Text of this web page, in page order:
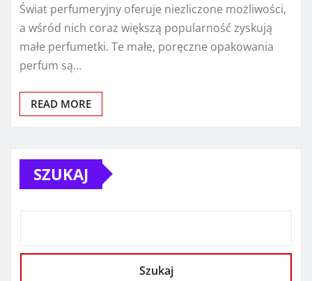
Świat perfumeryjny oferuje niezliczone możliwości,
a wśród nich coraz większą popularność zyskują
małe perfumetki. Te małe, poręczne opakowania
perfum są…
READ MORE
SZUKAJ
Szukaj